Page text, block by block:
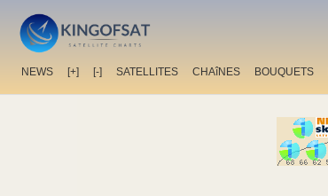
NEWS [+] [-] SATELLITES CHAîNES BOUQUETS